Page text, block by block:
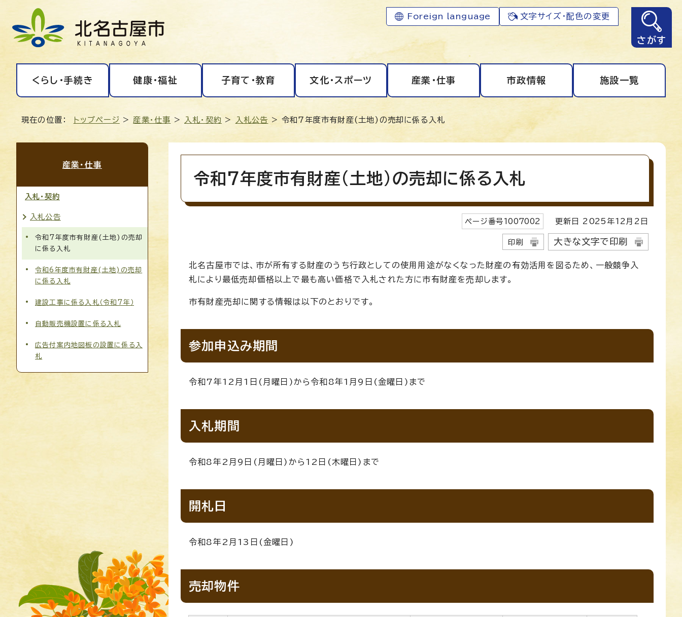
Foreign language 文字サイズ・配色の変更
さがす
くらし・手続き 健康・福祉 子育て・教育 文化・スポーツ 産業・仕事 市政情報 施設一覧
現在の位置： トップページ > 産業・仕事 > 入札・契約 > 入札公告 > 令和7年度市有財産(土地)の売却に係る入札
令和7年度市有財産(土地)の売却に係る入札
ページ番号1007002 更新日 2025 年12 月2日
印刷 大きな文字で印刷
北名古屋市では、市が所有する財産のうち行政としての使用用途がなくなった財産の有効活用を図るため、一般競争入
札により最低売却価格以上で最も高い価格で入札された方に市有財産を売却します。
市有財産売却に関する情報は以下のとおりです。
参加申込み期間
令和7年12月1日(月曜日)から令和8年1月9日(金曜日)まで
入札期間
令和8年2月9日(月曜日)から12日(木曜日)まで
開札日
令和8年2月13日(金曜日)
売却物件
産業・仕事
入札・契約
入札公告
令和7年度市有財産(土地)の売却
に係る入札
令和6年度市有財産(土地)の売却
に係る入札
建設工事に係る入札（令和7年）
自動販売機設置に係る入札
広告付案内地図板の設置に係る入
札